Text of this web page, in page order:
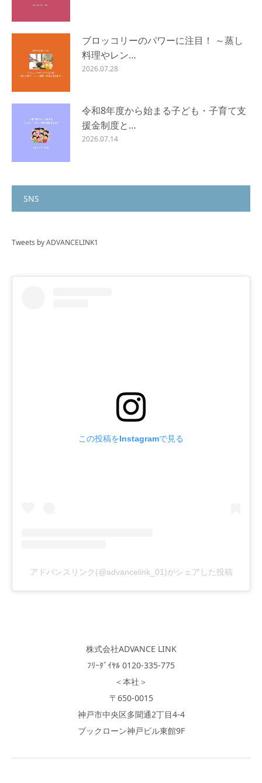
ブロッコリーのパワーに注目！ ～蒸し
料理やレン…
2026.07.28
令和8年度から始まる子ども・子育て支
援金制度と…
2026.07.14
SNS
Tweets by ADVANCELINK1
この投稿をInstagramで見る
アドバンスリンク(@advancelink_01)がシェアした投稿
株式会社ADVANCE LINK
ﾌﾘｰﾀﾞｲﾔﾙ 0120-335-775
＜本社＞
〒650-0015
神戸市中央区多聞通2丁目4-4
ブックローン神戸ビル東館9F